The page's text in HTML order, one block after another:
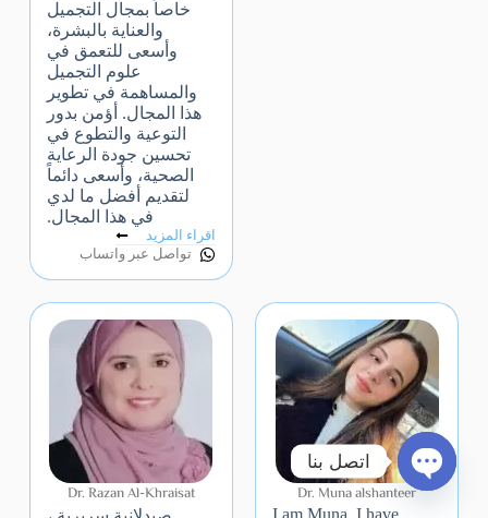
خاصاً بمجال التجميل
والعناية بالبشرة،
وأسعى للتعمق في
علوم التجميل
والمساهمة في تطوير
هذا المجال. أؤمن بدور
التوعية والتطوع في
تحسين جودة الرعاية
الصحية، وأسعى دائماً
لتقديم أفضل ما لدي
في هذا المجال.
اقراء المزيد
تواصل عبر واتساب
Dr. Muna alshanteer
Dr. Razan Al-Khraisat
اتصل بنا
Open chaty